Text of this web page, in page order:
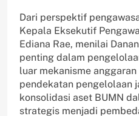
Dari perspektif
Kepala Eksekutif
Ediana Rae, menilai
penting dalam
luar mekanisme
pendekatan pengelolaan
konsolidasi aset BUMN
strategis menjadi